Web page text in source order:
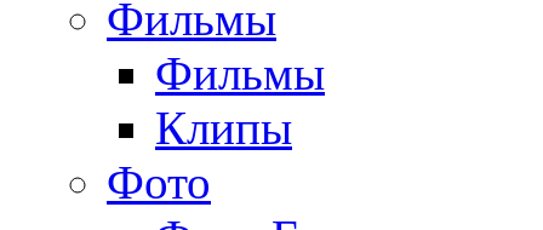
Фильмы
Фильмы
Клипы
Фото